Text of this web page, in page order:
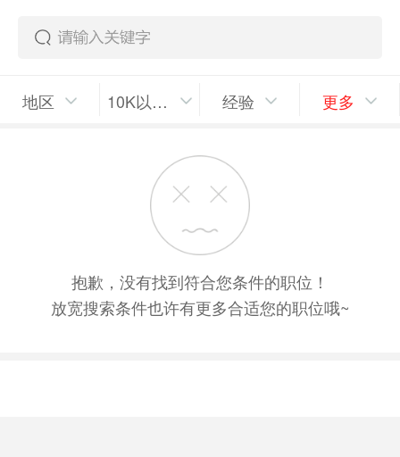
地区 10K以上/月 经验 更多
抱歉，没有找到符合您条件的职位！
放宽搜索条件也许有更多合适您的职位哦~